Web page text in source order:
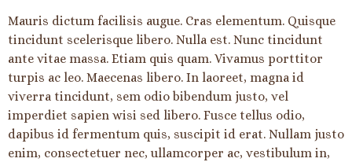
Mauris dictum facilisis augue. Cras elementum. Quisque
tincidunt scelerisque libero. Nulla est. Nunc tincidunt
ante vitae massa. Etiam quis quam. Vivamus porttitor
turpis ac leo. Maecenas libero. In laoreet, magna id
viverra tincidunt, sem odio bibendum justo, vel
imperdiet sapien wisi sed libero. Fusce tellus odio,
dapibus id fermentum quis, suscipit id erat. Nullam justo
enim, consectetuer nec, ullamcorper ac, vestibulum in,